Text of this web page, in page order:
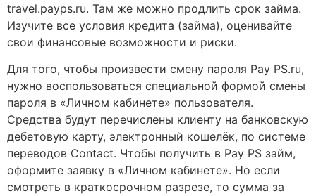
travel.payps.ru. Там же можно продлить срок займа.
Изучите все условия кредита (займа), оценивайте
свои финансовые возможности и риски.
Для того, чтобы произвести смену пароля Pay PS.ru,
нужно воспользоваться специальной формой смены
пароля в «Личном кабинете» пользователя.
Средства будут перечислены клиенту на банковскую
дебетовую карту, электронный кошелёк, по системе
переводов Contact. Чтобы получить в Pay PS займ,
оформите заявку в «Личном кабинете». Но если
смотреть в краткосрочном разрезе, то сумма за